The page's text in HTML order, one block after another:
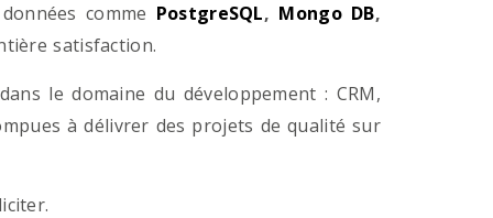
comme PostgreSQL, Mongo DB,
satisfaction.
le domaine du développement : CRM,
à délivrer des projets de qualité sur